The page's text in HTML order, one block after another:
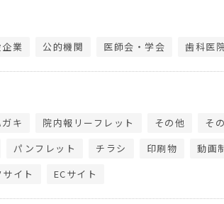
業 公的機関 医師会・学会 歯科医
キ 院内報リーフレット その他 そ
パンフレット チラシ 印刷物 動画
イト ECサイト